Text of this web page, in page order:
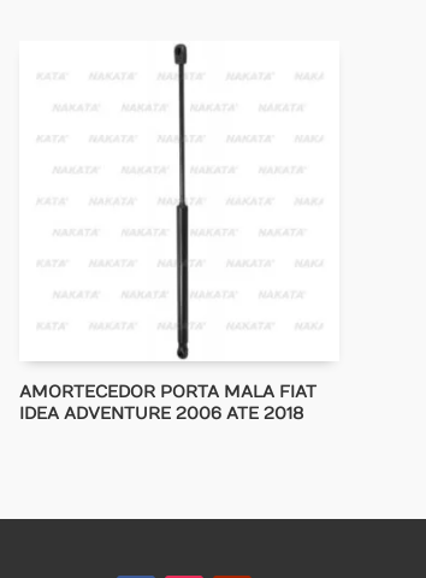
AMORTECEDOR PORTA MALA FIAT
IDEA ADVENTURE 2006 ATE 2018